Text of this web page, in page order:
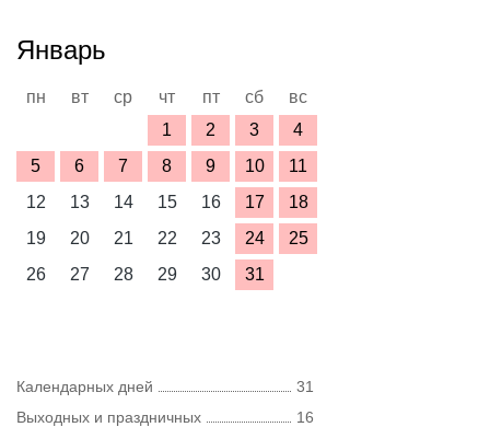
Январь
пн вт ср чт пт сб
вс
1
2 3
4
5
6 7 8 9 10
11
12
13 14 15 16 17
18
19
20 21 22 23 24
25
26
27 28 29 30 31
Календарных дней
31
Выходных и праздничных
16